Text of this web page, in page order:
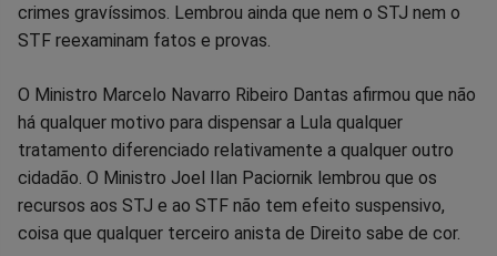
crimes gravíssimos. Lembrou ainda que nem o STJ nem o
STF reexaminam fatos e provas.
O Ministro Marcelo Navarro Ribeiro Dantas afirmou que não
há qualquer motivo para dispensar a Lula qualquer
tratamento diferenciado relativamente a qualquer outro
cidadão. O Ministro Joel Ilan Paciornik lembrou que os
recursos aos STJ e ao STF não tem efeito suspensivo,
coisa que qualquer terceiro anista de Direito sabe de cor.